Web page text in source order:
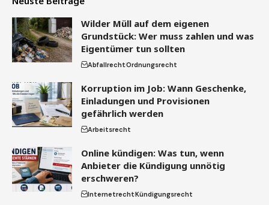
Wilder Müll auf dem eigenen
Grundstück: Wer muss zahlen und was
Eigentümer tun sollten
AbfallrechtOrdnungsrecht
Korruption im Job: Wann Geschenke,
Einladungen und Provisionen
gefährlich werden
Arbeitsrecht
Online kündigen: Was tun, wenn
Anbieter die Kündigung unnötig
erschweren?
InternetrechtKündigungsrecht